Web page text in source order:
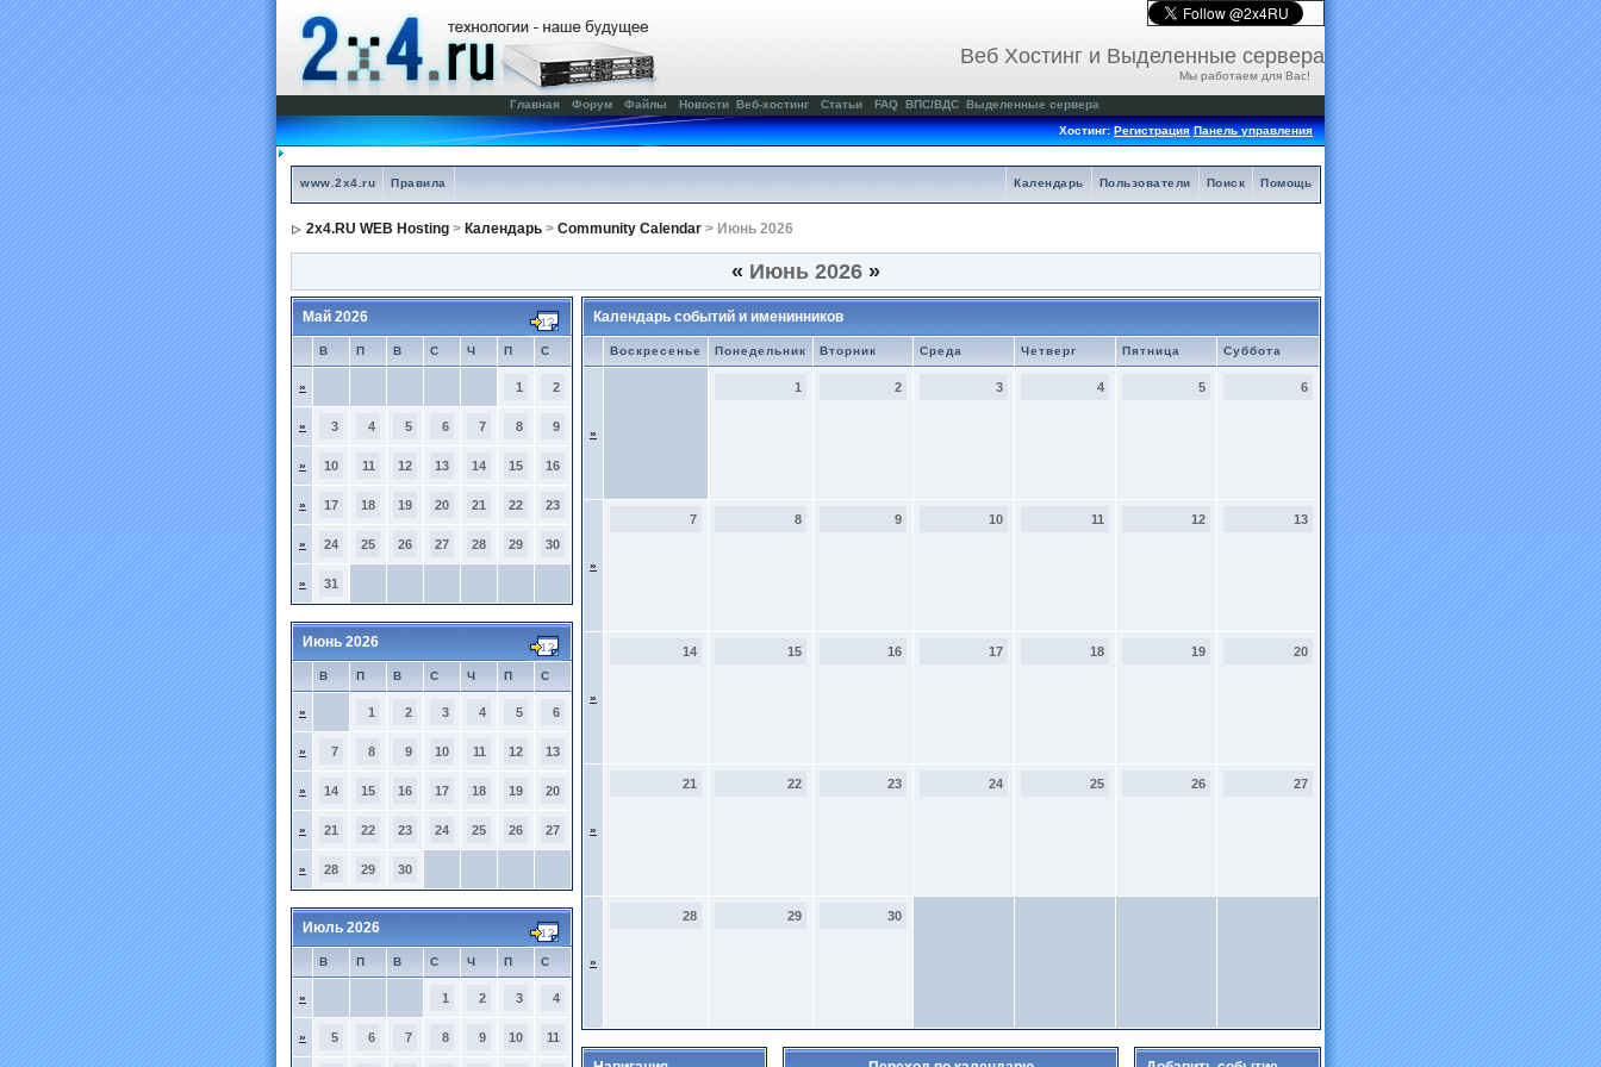
Веб Хостинг и Выделенные сервера
Мы работаем для Вас!
Главная Форум Файлы Новости Веб-хостинг Статьи FAQ ВПС/ВДС Выделенные сервера
Хостинг:Регистрация Панель управления
www.2x4.ru Правила Помощь
Поиск
Пользователи
Календарь
2x4.RU WEB Hosting > Календарь > Community Calendar > Июнь 2026
« Июнь 2026 »
Май 2026
В П В С Ч П С
» 1 2
» 3 4 5 6 7 8 9
» 10 11 12 13 14 15 16
» 17 18 19 20 21 22 23
» 24 25 26 27 28 29 30
» 31
Июнь 2026
В П В С Ч П С
» 1 2 3 4 5 6
» 7 8 9 10 11 12 13
» 14 15 16 17 18 19 20
» 21 22 23 24 25 26 27
» 28 29 30
Июль 2026
В П В С Ч П С
» 1 2 3 4
» 5 6 7 8 9 10 11
Календарь событий и именинников
Воскресенье Понедельник Вторник Среда Четверг Пятница Суббота
»
1 2 3 4 5 6
»
7 8 9 10 11 12 13
»
14 15 16 17 18 19 20
»
21 22 23 24 25 26 27
»
28 29 30